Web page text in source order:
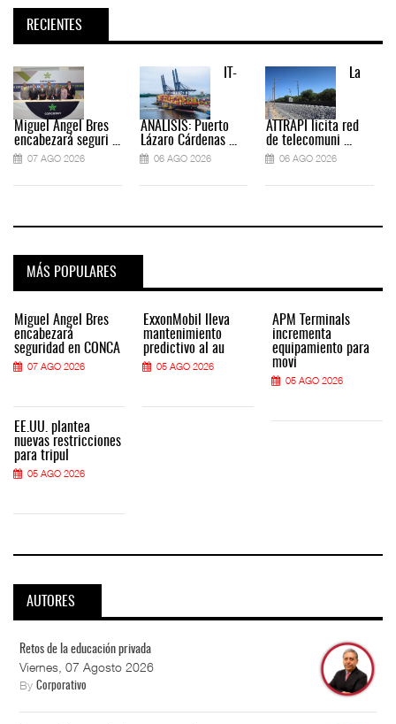
RECIENTES
Miguel Ángel Bres
encabezará seguri ...
07 AGO 2026
IT-
ANÁLISIS: Puerto
Lázaro Cárdenas ...
06 AGO 2026
La
ATTRAPI licita red
de telecomuni ...
06 AGO 2026
MÁS POPULARES
Miguel Ángel Bres
encabezará
seguridad en CONCA
07 AGO 2026
EE.UU. plantea
nuevas restricciones
para tripul
05 AGO 2026
ExxonMobil lleva
mantenimiento
predictivo al au
05 AGO 2026
APM Terminals
incrementa
equipamiento para
movi
05 AGO 2026
AUTORES
Retos de la educación privada
Viernes, 07 Agosto 2026
By Corporativo